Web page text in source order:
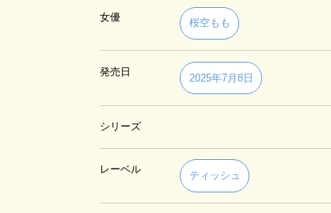
女優
桜空もも
発売日
2025年7月8日
シリーズ
レーベル
ティッシュ